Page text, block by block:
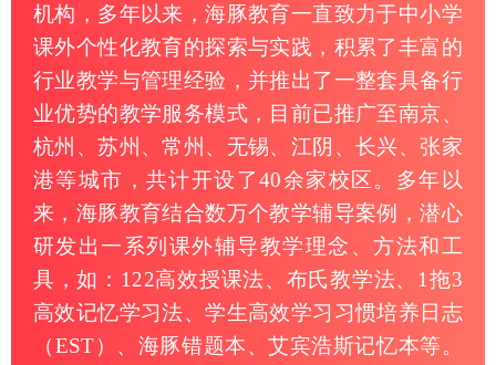
机构，多年以来，海豚教育一直致力于中小学
课外个性化教育的探索与实践，积累了丰富的
行业教学与管理经验，并推出了一整套具备行
业优势的教学服务模式，目前已推广至南京、
杭州、苏州、常州、无锡、江阴、长兴、张家
港等城市，共计开设了40余家校区。多年以
来，海豚教育结合数万个教学辅导案例，潜心
研发出一系列课外辅导教学理念、方法和工
具，如：122高效授课法、布氏教学法、1拖3
高效记忆学习法、学生高效学习习惯培养日志
（EST）、海豚错题本、艾宾浩斯记忆本等。